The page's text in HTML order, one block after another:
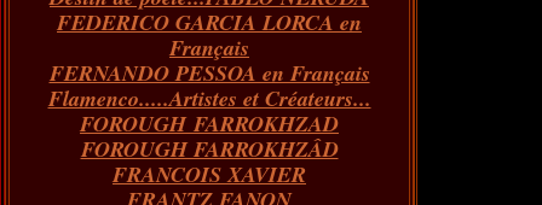
FEDERICO GARCIA LORCA en
Français
FERNANDO PESSOA en Français
Flamenco.....Artistes et Créateurs...
FOROUGH FARROKHZAD
FOROUGH FARROKHZÂD
FRANCOIS XAVIER